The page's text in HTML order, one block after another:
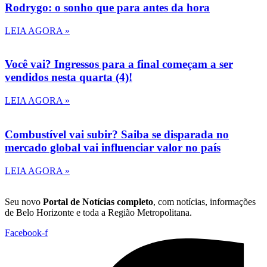
Rodrygo: o sonho que para antes da hora
LEIA AGORA »
Você vai? Ingressos para a final começam a ser
vendidos nesta quarta (4)!
LEIA AGORA »
Combustível vai subir? Saiba se disparada no
mercado global vai influenciar valor no país
LEIA AGORA »
Seu novo Portal de Notícias completo, com notícias, informações
de Belo Horizonte e toda a Região Metropolitana.
Facebook-f